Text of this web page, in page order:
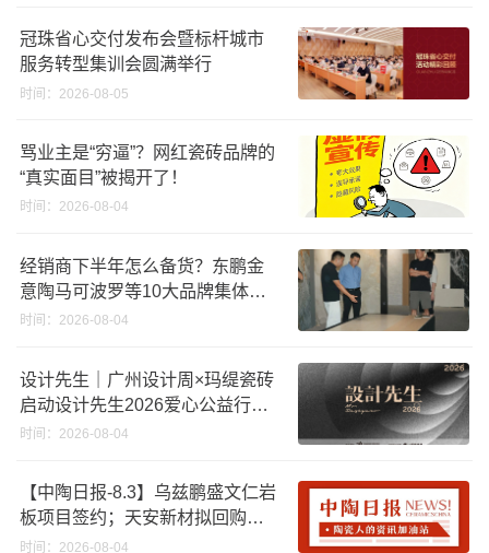
份；方向集团出海
冠珠省心交付发布会暨标杆城市
服务转型集训会圆满举行
时间：2026-08-05
骂业主是“穷逼”？网红瓷砖品牌的
“真实面目”被揭开了！
时间：2026-08-04
经销商下半年怎么备货？东鹏金
意陶马可波罗等10大品牌集体亮
剑
时间：2026-08-04
设计先生｜广州设计周×玛缇瓷砖
启动设计先生2026爱心公益行动
「工地安全计划」
时间：2026-08-04
【中陶日报-8.3】乌兹鹏盛文仁岩
板项目签约；天安新材拟回购股
份；东鹏控股新获发明专利授
时间：2026-08-04